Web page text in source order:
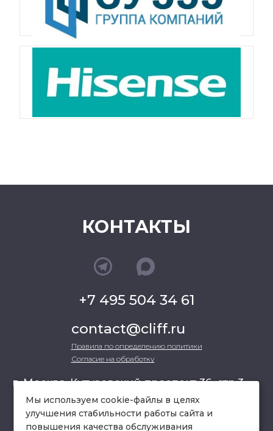
КОНТАКТЫ
+7 495 504 34 61
contact@cliff.ru
Правила по определению политики
Согласие на обработку
г. Москва, Кутузовский проспект 36, стр.3 ,
офис 301
Мы используем cookie-файлы в целях
улучшения стабильности работы сайта и
повышения качества обслуживания